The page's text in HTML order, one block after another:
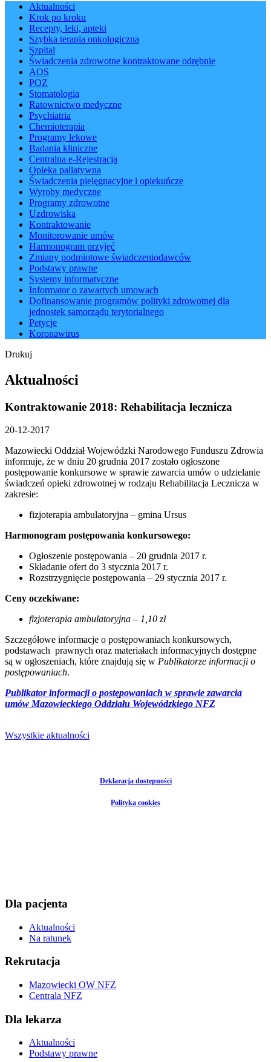
Aktualności
Krok po kroku
Recepty, leki, apteki
Szybka terapia onkologiczna
Szpital
Świadczenia zdrowotne kontraktowane odrębnie
AOS
POZ
Stomatologia
Ratownictwo medyczne
Psychiatria
Chemioterapia
Programy lekowe
Badania kliniczne
Centralna e-Rejestracja
Opieka paliatywna
Świadczenia pielęgnacyjne i opiekuńcze
Wyroby medyczne
Programy zdrowotne
Uzdrowiska
Kontraktowanie
Monitorowanie umów
Harmonogram przyjęć
Zmiany podmiotowe świadczeniodawców
Podstawy prawne
Systemy informatyczne
Informator o zawartych umowach
Dofinansowanie programów polityki zdrowotnej dla
jednostek samorządu terytorialnego
Petycje
Koronawirus
Drukuj
Aktualności
Kontraktowanie 2018: Rehabilitacja lecznicza
20-12-2017
Mazowiecki Oddział Wojewódzki Narodowego Funduszu Zdrowia
informuje, że w dniu 20 grudnia 2017 zostało ogłoszone
postępowanie konkursowe w sprawie zawarcia umów o udzielanie
świadczeń opieki zdrowotnej w rodzaju Rehabilitacja Lecznicza w
zakresie:
fizjoterapia ambulatoryjna – gmina Ursus
Harmonogram postępowania konkursowego:
Ogłoszenie postępowania – 20 grudnia 2017 r.
Składanie ofert do 3 stycznia 2017 r.
Rozstrzygnięcie postępowania – 29 stycznia 2017 r.
Ceny oczekiwane:
fizjoterapia ambulatoryjna – 1,10 zł
Szczegółowe informacje o postępowaniach konkursowych,
podstawach prawnych oraz materiałach informacyjnych dostępne
są w ogłoszeniach, które znajdują się w Publikatorze informacji o
postępowaniach.
Publikator informacji o postępowaniach w sprawie zawarcia
umów Mazowieckiego Oddziału Wojewódzkiego NFZ
Wszystkie aktualności
Deklaracja dostępności
Polityka cookies
Dla pacjenta
Aktualności
Na ratunek
Rekrutacja
Mazowiecki OW NFZ
Centrala NFZ
Dla lekarza
Aktualności
Podstawy prawne